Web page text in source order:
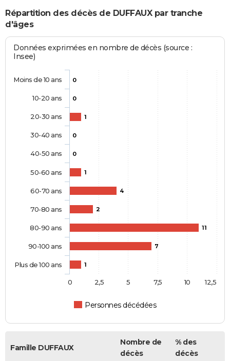
Répartition des décès de DUFFAUX par tranche
d'âges
Données exprimées en nombre de décès (source :
Insee)
0
0
1
0
0
1
4
2
11
7
1
Personnes décédées
Moins de 10 ans
10-20 ans
20-30 ans
30-40 ans
40-50 ans
50-60 ans
60-70 ans
70-80 ans
80-90 ans
90-100 ans
Plus de 100 ans
0 10
2,5 5 7,5 12,5
Famille DUFFAUX
Nombre de
décès
% des
décès